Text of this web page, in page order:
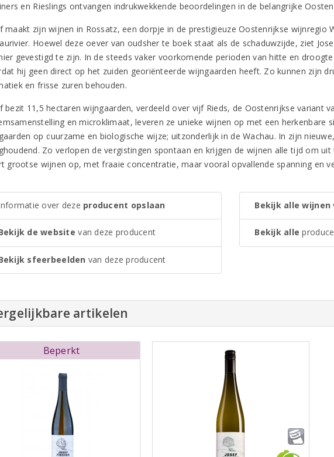
en Rieslings ontvangen indrukwekkende beoordelingen in de belangrijke
maakt zijn wijnen in Rossatz, een dorpje in de prestigieuze Oostenrijkse wijnregio
Hoewel deze oever van oudsher te boek staat als de schaduwzijde, ziet
gevestigd te zijn. In de steeds vaker voorkomende perioden van hitte en
hij geen direct op het zuiden georiënteerde wijngaarden heeft. Zo kunnen zijn
en frisse zuren behouden.
bezit 11,5 hectaren wijngaarden, verdeeld over vijf Rieds, de Oostenrijkse variant
en microklimaat, leveren ze unieke wijnen op met een herkenbare
op duurzame en biologische wijze; uitzonderlijk in de Wachau. In zijn
Zo verlopen de vergistingen spontaan en krijgen de wijnen alle tijd om
grootse wijnen op, met fraaie concentratie, maar vooral opvallende spanning en
over deze producent opslaan
de website van deze producent
sfeerbeelden van deze producent
Bekijk alle wijnen
Bekijk alle
artikelen
Beperkt